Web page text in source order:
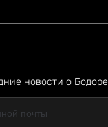
новости о Бодоре